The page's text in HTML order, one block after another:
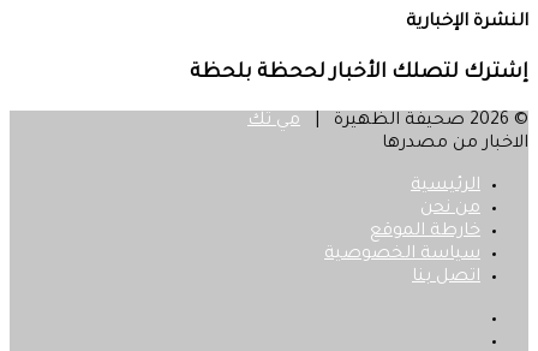
النشرة الإخبارية
إشترك لتصلك الأخبار لححظة بلحظة
© 2026 صحيفة الظهيرة |
مي تك
الاخبار من مصدرها
الرئيسية
من نحن
خارطة الموقع
سياسة الخصوصية
اتصل بنا